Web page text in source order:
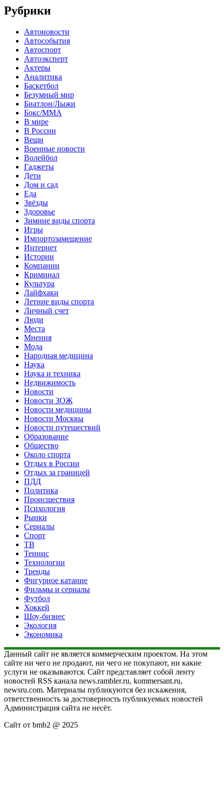
Рубрики
Автоновости
Автособытия
Автоспорт
Автоэксперт
Актеры
Аналитика
Баскетбол
Безумный мир
Биатлон/Лыжи
Бокс/MMA
В мире
В России
Вещи
Военные новости
Волейбол
Гаджеты
Дети
Дом и сад
Еда
Звёзды
Здоровье
Зимние виды спорта
Игры
Импортозамещение
Интернет
Истории
Компании
Криминал
Культура
Лайфхаки
Летние виды спорта
Личный счет
Люди
Места
Мнения
Мода
Народная медицина
Наука
Наука и техника
Недвижимость
Новости
Новости ЗОЖ
Новости медицины
Новости Москвы
Новости путешествий
Образование
Общество
Около спорта
Отдых в России
Отдых за границей
ПДД
Политика
Происшествия
Психология
Рынки
Сериалы
Спорт
ТВ
Теннис
Технологии
Тренды
Фигурное катание
Фильмы и сериалы
Футбол
Хоккей
Шоу-бизнес
Экология
Экономика
Данный сайт не является коммерческим проектом. На этом
сайте ни чего не продают, ни чего не покупают, ни какие
услуги не оказываются. Сайт представляет собой ленту
новостей RSS канала news.rambler.ru, kommersant.ru,
newsru.com. Материалы публикуются без искажения,
ответственность за достоверность публикуемых новостей
Администрация сайта не несёт.
Сайт от bmb2 @ 2025